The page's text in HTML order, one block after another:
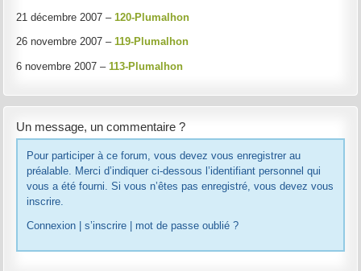
21 décembre 2007 – 120-Plumalhon
26 novembre 2007 –119-Plumalhon
6 novembre 2007 – 113-Plumalhon
Un message, un commentaire ?
Pour participer à ce forum, vous devez vous enregistrer au
préalable. Merci d’indiquer ci-dessous l’identifiant personnel qui
vous a été fourni. Si vous n’êtes pas enregistré, vous devez vous
inscrire.
Connexion
s’inscrire mot de passe oublié ?